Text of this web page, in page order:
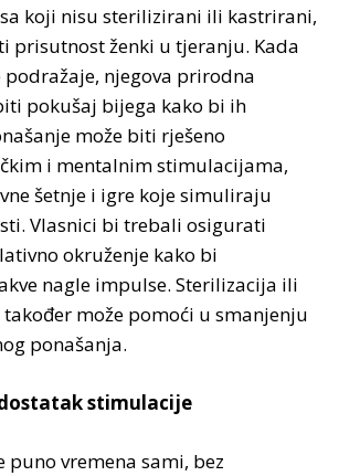
koji nisu sterilizirani ili kastrirani,
prisutnost ženki u tjeranju. Kada
podražaje, njegova prirodna
pokušaj bijega kako bi ih
može biti rješeno
i mentalnim stimulacijama,
šetnje i igre koje simuliraju
Vlasnici bi trebali osigurati
okruženje kako bi
nagle impulse. Sterilizacija ili
može pomoći u smanjenju
ponašanja.
stimulacije
puno vremena sami, bez